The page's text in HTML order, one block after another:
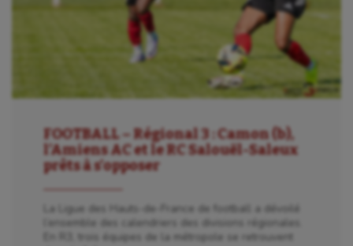
FOOTBALL – Régional 3 : Camon (b),
l’Amiens AC et le RC Salouël-Saleux
prêts à s’opposer
La Ligue des Hauts-de-France de football a dévoilé
l’ensemble des calendriers des divisions régionales.
En R3, trois équipes de la métropole se retrouvent